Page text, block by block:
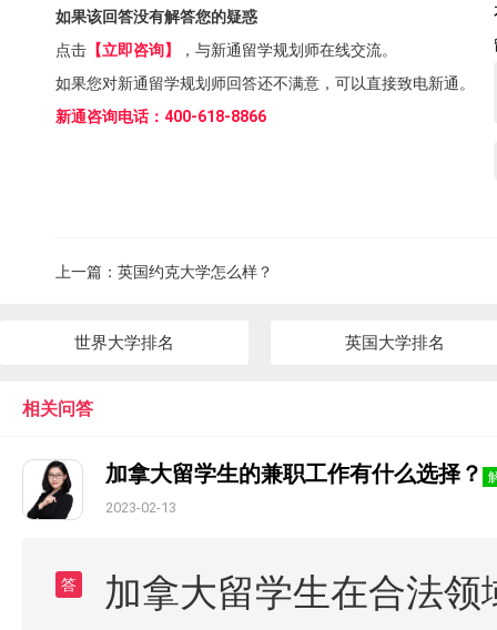
如果该回答没有解答您的疑惑
点击 【立即咨询】
，与新通留学规划师在线交流。
如果您对新通留学规划师回答还不满意，可以直接致电新通。
新通咨询电话：400-618-8866
上一篇： 英国约克大学怎么样？
世界大学排名 英国大学排名
相关问答
加拿大留学生的兼职工作有什么选择？
2023-02-13
答
加拿大留学生在合法